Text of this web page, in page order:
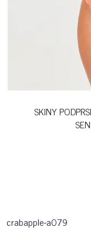
SKINY
crabapple-a079